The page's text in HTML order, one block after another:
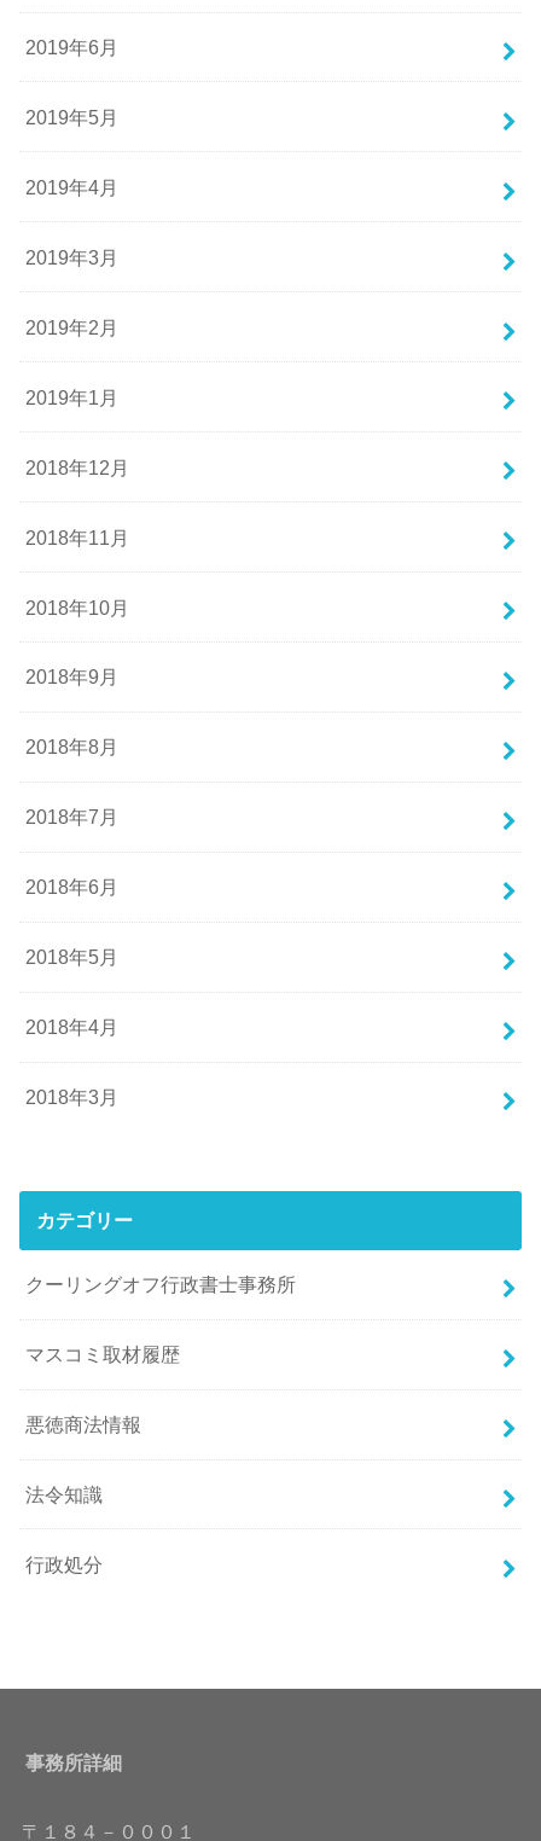
2019年6月
2019年5月
2019年4月
2019年3月
2019年2月
2019年1月
2018年12月
2018年11月
2018年10月
2018年9月
2018年8月
2018年7月
2018年6月
2018年5月
2018年4月
2018年3月
カテゴリー
クーリングオフ行政書士事務所
マスコミ取材履歴
悪徳商法情報
法令知識
行政処分
事務所詳細
〒１８４－０００１